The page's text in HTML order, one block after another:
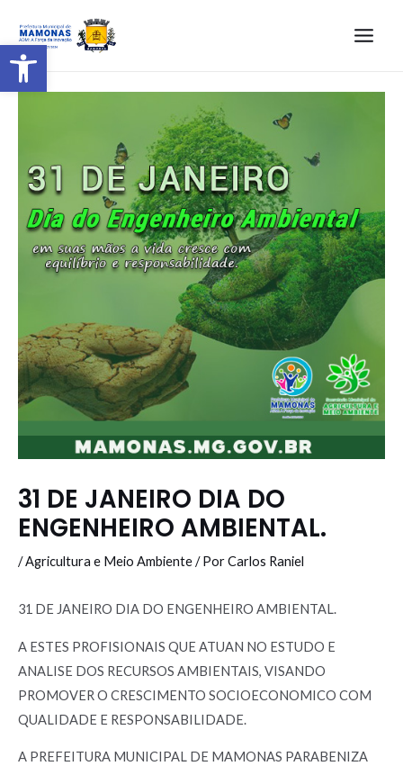
Barra de Ferramentas Aberta
31 DE JANEIRO DIA DO
ENGENHEIRO AMBIENTAL.
/Agricultura e Meio Ambiente/ PorCarlos Raniel
31 DE JANEIRO DIA DO ENGENHEIRO AMBIENTAL.
A ESTES PROFISIONAIS QUE ATUAN NO ESTUDO E
ANALISE DOS RECURSOS AMBIENTAIS, VISANDO
PROMOVER O CRESCIMENTO SOCIOECONOMICO COM
QUALIDADE E RESPONSABILIDADE.
A PREFEITURA MUNICIPAL DE MAMONAS PARABENIZA